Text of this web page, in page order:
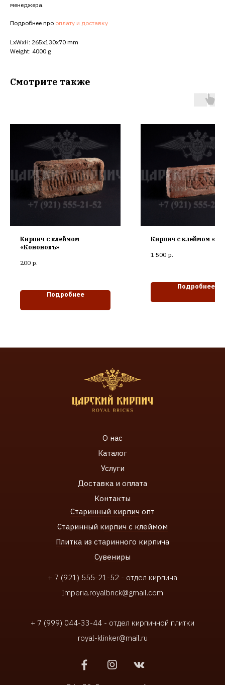
менеджера.
Подробнее про оплату и доставку
LxWxH: 265x130x70 mm
Weight: 4000 g
Смотрите также
Кирпич с клеймом
«Кононовъ»
200 р.
Подробнее
Кирпич с клеймом
1 500 р.
Подробнее
О нас
Каталог
Услуги
Доставка и оплата
Контакты
Старинный кирпич опт
Старинный кирпич с клеймом
Плитка из старинного кирпича
Сувениры
+ 7 (921) 555-21-52 - отдел кирпича
Imperia.royalbrick@gmail.com
+ 7 (999) 044-33-44 - отдел кирпичной плитки
royal-klinker@mail.ru